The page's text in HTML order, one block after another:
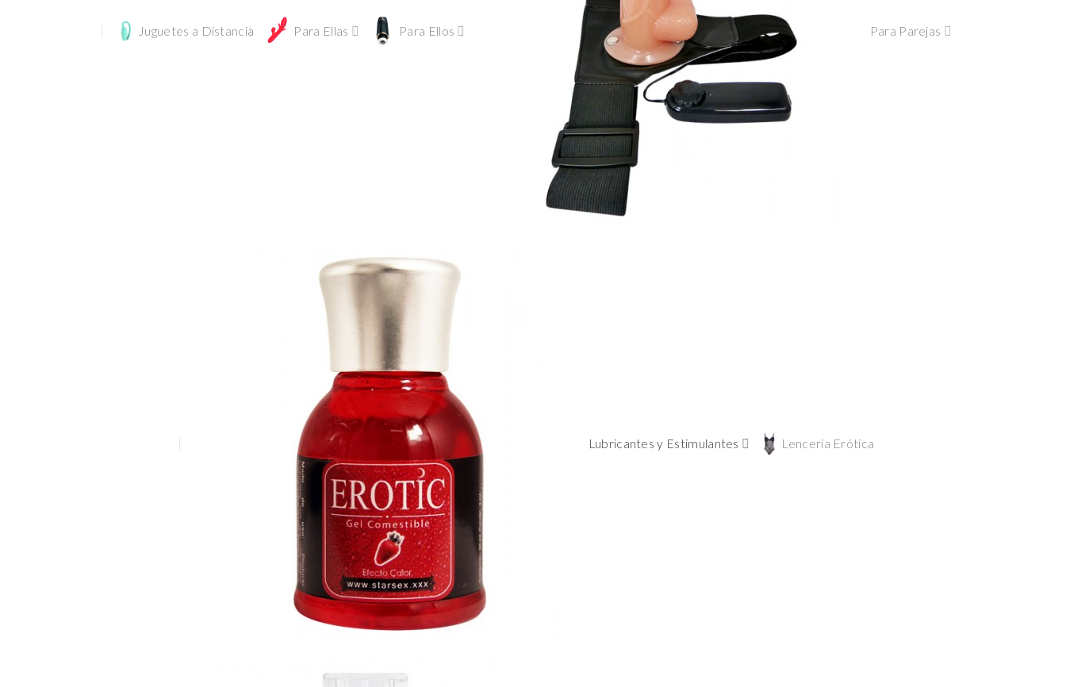
Juguetes a Distancia Para Ellas Para Ellos Para Parejas
Lubricantes y Estimulantes Lencería Erótica